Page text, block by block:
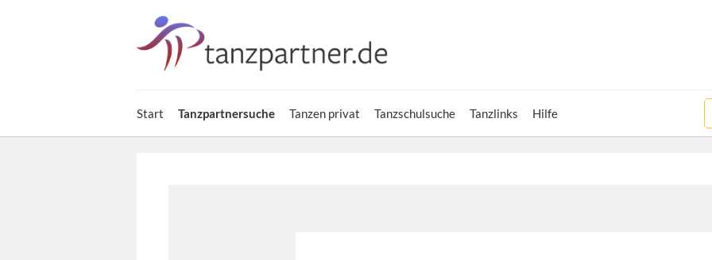
Start Tanzpartnersuche Tanzen privat Tanzschulsuche Tanzlinks Hilfe